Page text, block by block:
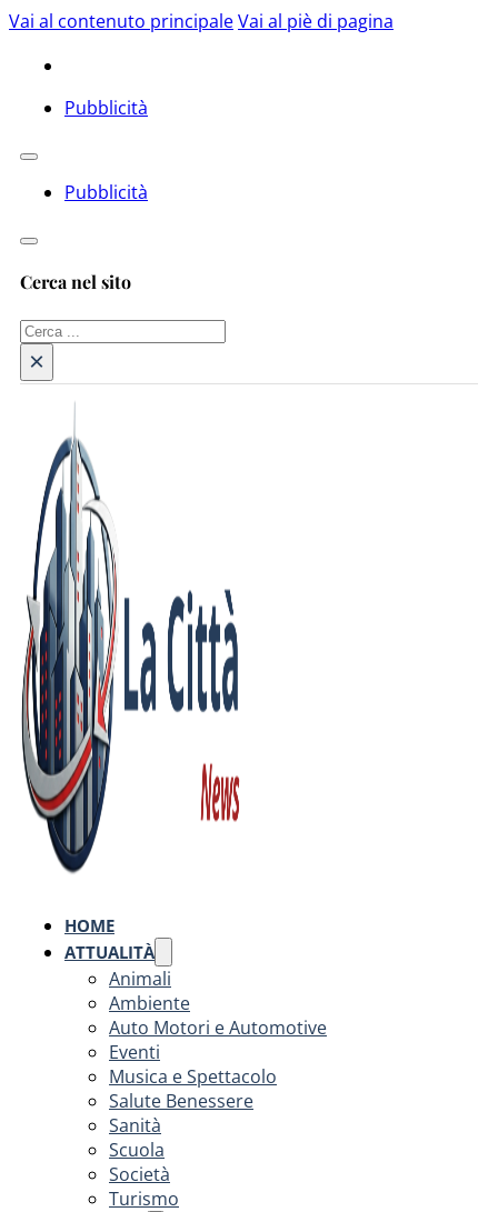
Vai al contenuto principaleVai al piè di pagina
Pubblicità
Pubblicità
Cerca nel sito
Cerca
×
HOME
ATTUALITÀ
Animali
Ambiente
Auto Motori e Automotive
Eventi
Musica e Spettacolo
Salute Benessere
Sanità
Scuola
Società
Turismo